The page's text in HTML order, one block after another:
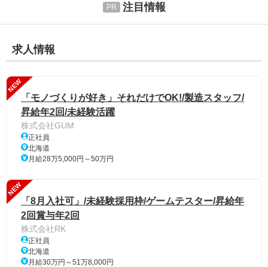
注目情報
求人情報
NEW
「モノづくりが好き」それだけでOK!/製造スタッフ/
昇給年2回/未経験活躍
株式会社GUM
正社員
北海道
月給28万5,000円～50万円
NEW
「8月入社可」/未経験採用枠/ゲームテスター/昇給年
2回賞与年2回
株式会社RK
正社員
北海道
月給30万円～51万8,000円